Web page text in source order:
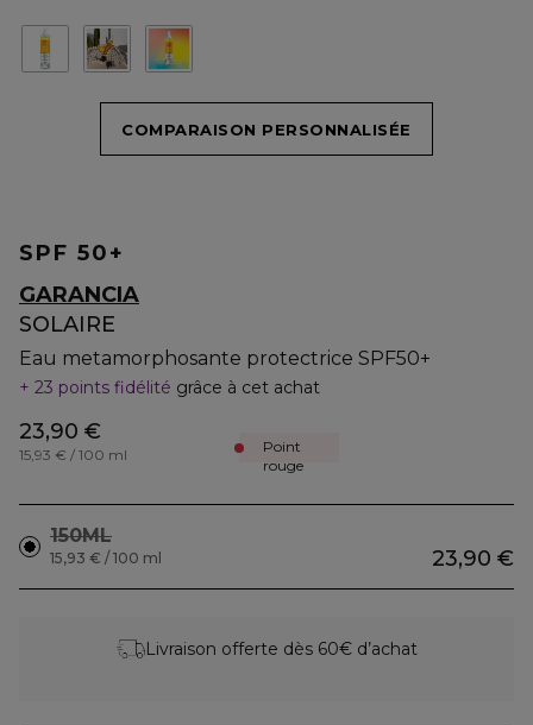
COMPARAISON PERSONNALISÉE
SPF 50+
GARANCIA
SOLAIRE
Eau metamorphosante protectrice SPF50+
23 points fidélité grâce à cet achat
23,90 €
15,93 € / 100 ml
Point
rouge
150ML
23,90 €
15,93 € / 100 ml
Livraison offerte dès 60€ d’achat